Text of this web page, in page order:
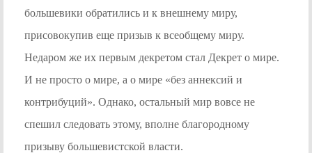
большевики обратились и к внешнему миру,
присовокупив еще призыв к всеобщему миру.
Недаром же их первым декретом стал Декрет о мире.
И не просто о мире, а о мире «без аннексий и
контрибуций». Однако, остальный мир вовсе не
спешил следовать этому, вполне благородному
призыву большевистской власти.